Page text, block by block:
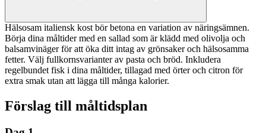
Hälsosam italiensk kost bör betona en variation av näringsämnen.
Börja dina måltider med en sallad som är klädd med olivolja och
balsamvinäger för att öka ditt intag av grönsaker och hälsosamma
fetter. Välj fullkornsvarianter av pasta och bröd. Inkludera
regelbundet fisk i dina måltider, tillagad med örter och citron för
extra smak utan att lägga till många kalorier.
Förslag till måltidsplan